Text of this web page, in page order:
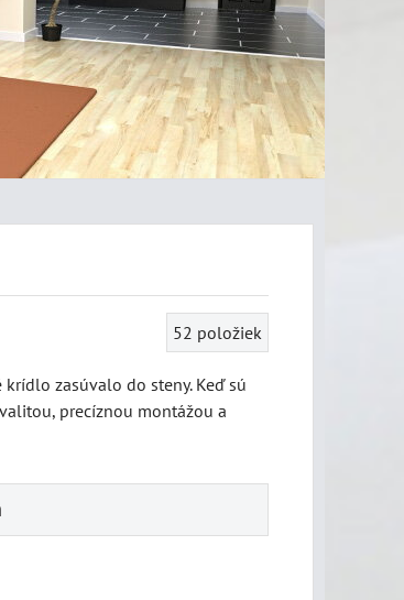
52 položiek
zasúvalo do steny. Keď sú
precíznou montážou a